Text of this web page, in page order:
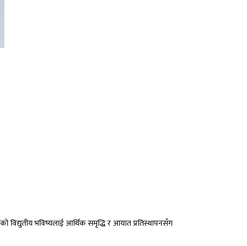
विद्युतीय भविष्यलाई आर्थिक समृद्धि र आयात प्रतिस्थापनसँग